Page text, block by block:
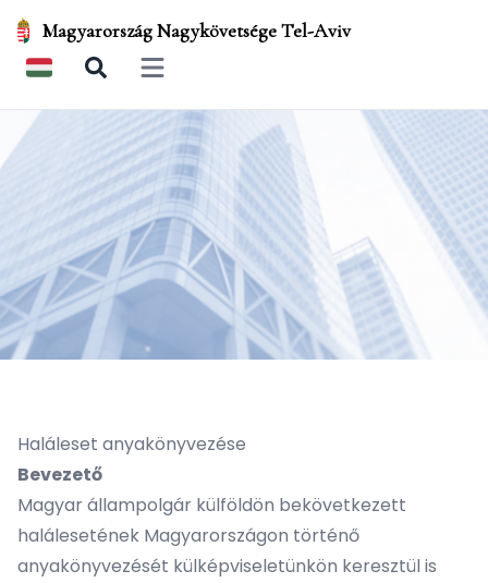
Magyarország Nagykövetsége Tel-Aviv
Open main menu
Haláleset anyakönyvezése
Bevezető
Magyar állampolgár külföldön bekövetkezett
halálesetének Magyarországon történő
anyakönyvezését külképviseletünkön keresztül is